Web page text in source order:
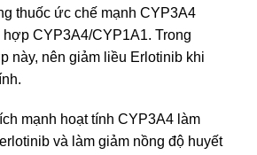
thuốc ức chế mạnh CYP3A4
CYP3A4/CYP1A1. Trong
này, nên giảm liều Erlotinib khi
mạnh hoạt tính CYP3A4 làm
và làm giảm nồng độ huyết